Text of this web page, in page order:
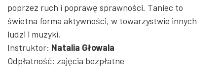
poprzez ruch i poprawę sprawności. Taniec to
świetna forma aktywności, w towarzystwie innych
ludzi i muzyki.
Instruktor: Natalia Głowala
Odpłatność: zajęcia bezpłatne